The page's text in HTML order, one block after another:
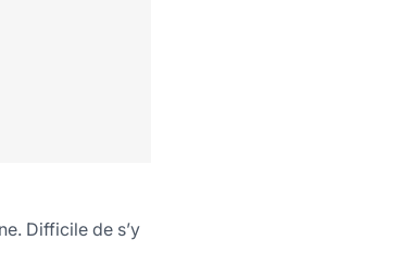
Difficile de s’y